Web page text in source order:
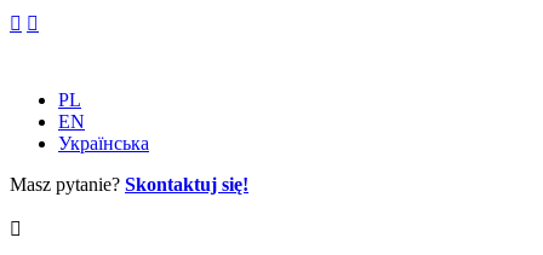
Skip
PL
EN
Українська
Masz pytanie? Skontaktuj się!